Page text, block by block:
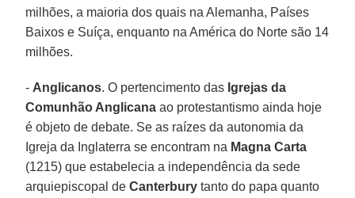
milhões, a maioria dos quais na Alemanha, Países
Baixos e Suíça, enquanto na América do Norte são 14
milhões.
- Anglicanos. O pertencimento das Igrejas da
Comunhão Anglicana ao protestantismo ainda hoje
é objeto de debate. Se as raízes da autonomia da
Igreja da Inglaterra se encontram na Magna Carta
(1215) que estabelecia a independência da sede
arquiepiscopal deCanterbury tanto do papa quanto